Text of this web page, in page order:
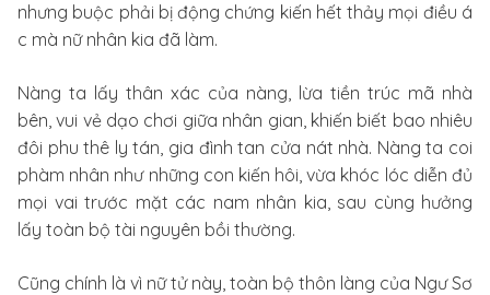
nhưng buộc phải bị động chứng kiến hết thảy mọi điều á
c mà nữ nhân kia đã làm.
Nàng ta lấy thân xác của nàng, lừa tiền trúc mã nhà
bên, vui vẻ dạo chơi giữa nhân gian, khiến biết bao nhiêu
đôi phu thê ly tán, gia đình tan cửa nát nhà. Nàng ta coi
phàm nhân như những con kiến hôi, vừa khóc lóc diễn đủ
mọi vai trước mặt các nam nhân kia, sau cùng hưởng
lấy toàn bộ tài nguyên bồi thường.
Cũng chính là vì nữ tử này, toàn bộ thôn làng của Ngư Sơ